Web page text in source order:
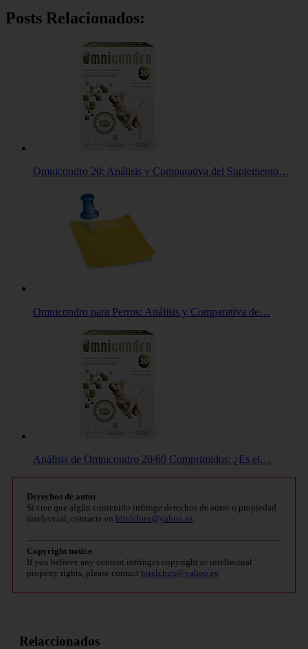
Posts Relacionados:
Omnicondro 20: Análisis y Comparativa del Suplemento…
Omnicondro para Perros: Análisis y Comparativa de…
Análisis de Omnicondro 20/60 Comprimidos: ¿Es el…
Derechos de autor
Si cree que algún contenido infringe derechos de autor o propiedad
intelectual, contacte en bitelchux@yahoo.es.
Copyright notice
If you believe any content infringes copyright or intellectual
property rights, please contact bitelchux@yahoo.es.
Relaccionados